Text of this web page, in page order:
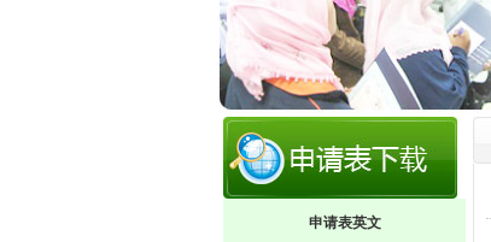
申请表英文